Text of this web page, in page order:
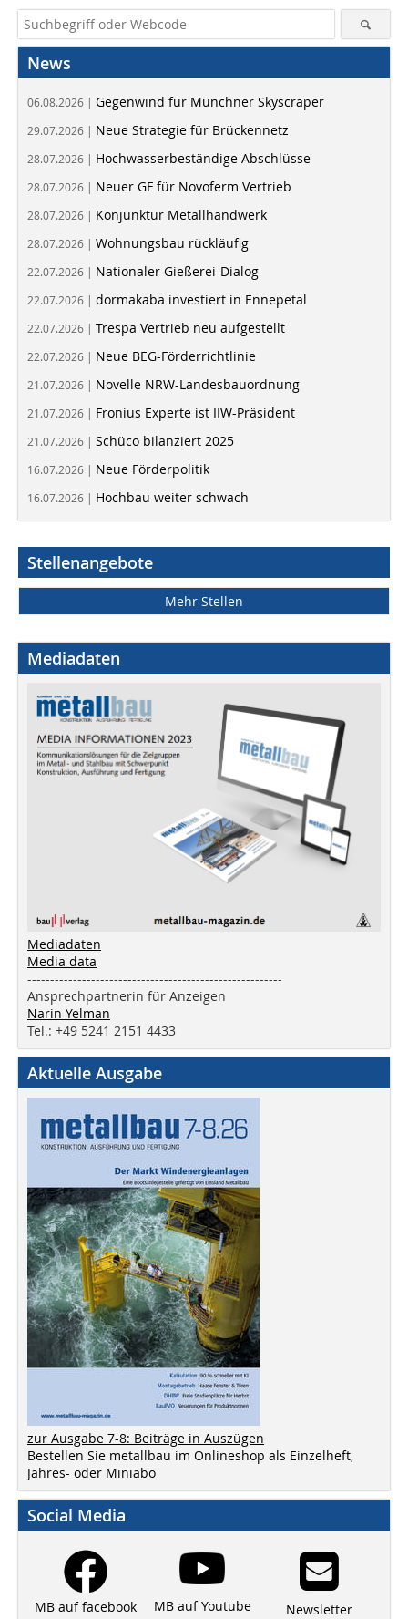
News
06.08.2026 | Gegenwind für Münchner Skyscraper
29.07.2026 | Neue Strategie für Brückennetz
28.07.2026 | Hochwasserbeständige Abschlüsse
28.07.2026 | Neuer GF für Novoferm Vertrieb
28.07.2026 | Konjunktur Metallhandwerk
28.07.2026 | Wohnungsbau rückläufig
22.07.2026 | Nationaler Gießerei-Dialog
22.07.2026 | dormakaba investiert in Ennepetal
22.07.2026 | Trespa Vertrieb neu aufgestellt
22.07.2026 | Neue BEG-Förderrichtlinie
21.07.2026 | Novelle NRW-Landesbauordnung
21.07.2026 | Fronius Experte ist IIW-Präsident
21.07.2026 | Schüco bilanziert 2025
16.07.2026 | Neue Förderpolitik
16.07.2026 | Hochbau weiter schwach
Stellenangebote
Mehr Stellen
Mediadaten
Mediadaten
Media data
--------------------------------------------------------
Ansprechpartnerin für Anzeigen
Narin Yelman
Tel.: +49 5241 2151 4433
Aktuelle Ausgabe
zur Ausgabe 7-8: Beiträge in Auszügen
Bestellen Sie metallbau im Onlineshop als Einzelheft,
Jahres- oder Miniabo
Social Media
MB auf facebook MB auf Youtube Newsletter